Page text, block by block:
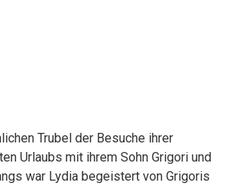
Trubel der Besuche ihrer
Urlaubs mit ihrem Sohn Grigori und
war Lydia begeistert von Grigoris